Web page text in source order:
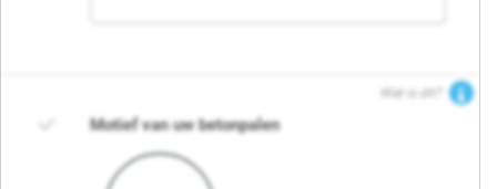
Wat is dit?
Motief van uw betonpalen